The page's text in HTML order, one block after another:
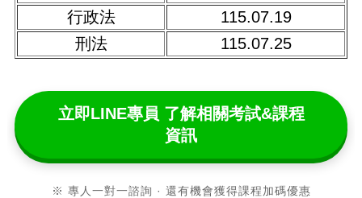
行政法
115.07.19
刑法
115.07.25
立即LINE專員 了解相關考試&課程
資訊
※ 專人一對一諮詢 · 還有機會獲得課程加碼優惠